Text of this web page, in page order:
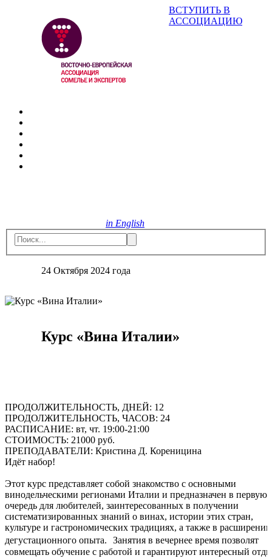
in English
ВСТУПИТЬ В
АССОЦИАЦИЮ
24 Октября 2024 года
Курс «Вина Италии»
ПРОДОЛЖИТЕЛЬНОСТЬ, ДНЕЙ: 12
ПРОДОЛЖИТЕЛЬНОСТЬ, ЧАСОВ: 24
РАСПИСАНИЕ: вт, чт. 19:00-21:00
СТОИМОСТЬ: 21000 руб.
ПРЕПОДАВАТЕЛИ: Кристина Д. Кореницина
Идёт набор!
Этот курс представляет собой знакомство с основными
винодельческими регионами Италии и предназначен в первую
очередь для любителей, заинтересованных в получении
систематизированных знаний о винах, истории этих стран,
культуре и гастрономических традициях, а также в расширении
дегустационного опыта. Занятия в вечернее время позволят
совмещать обучение с работой и гарантируют интересный